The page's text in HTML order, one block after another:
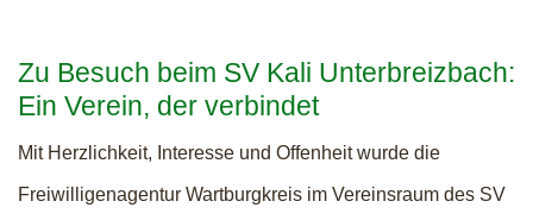
Zu Besuch beim SV Kali Unterbreizbach:
Ein Verein, der verbindet
Mit Herzlichkeit, Interesse und Offenheit wurde die
Freiwilligenagentur Wartburgkreis im Vereinsraum des SV